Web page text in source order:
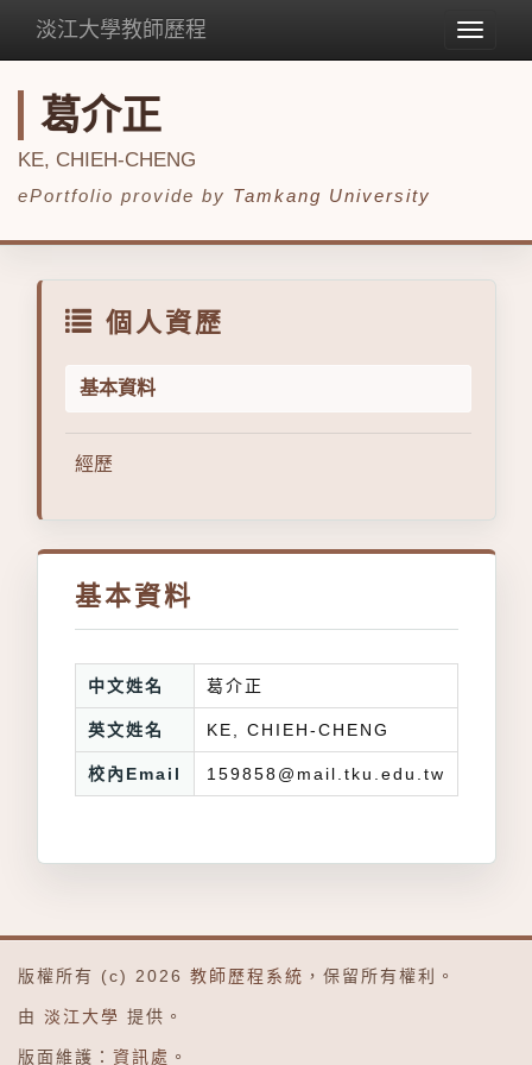
Toggle
淡江大學教師歷程
葛介正
KE, CHIEH-CHENG
ePortfolio provide by Tamkang University
個人資歷
基本資料
經歷
基本資料
中文姓名 葛介正
英文姓名 KE, CHIEH-CHENG
校內Email 159858@mail.tku.edu.tw
版權所有 (c) 2026 教師歷程系統 ，保留所有權利。
由 淡江大學 提供。
版面維護： 資訊處 。